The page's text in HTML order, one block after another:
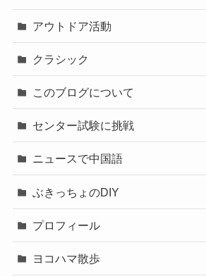
アウトドア活動
クラシック
このブログについて
センター試験に挑戦
ニュースで中国語
ぶきっちょのDIY
プロフィール
ヨコハマ散歩